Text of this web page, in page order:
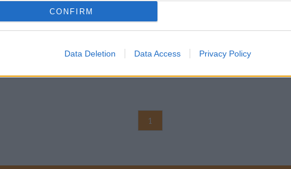
CONFIRM
Data Deletion Data Access Privacy Policy
1